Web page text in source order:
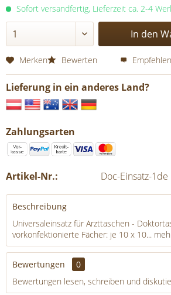
Sofort versandfertig, Lieferzeit ca. 2-4
In den
Merken Bewerten Empfehlen
Lieferung in ein anderes Land?
Zahlungsarten
Artikel-Nr.: Doc-Einsatz-1de
Beschreibung
Universaleinsatz für Arzttaschen -
vorkonfektionierte Fächer: je 10 x 10...
Bewertungen
0
Bewertungen lesen, schreiben und